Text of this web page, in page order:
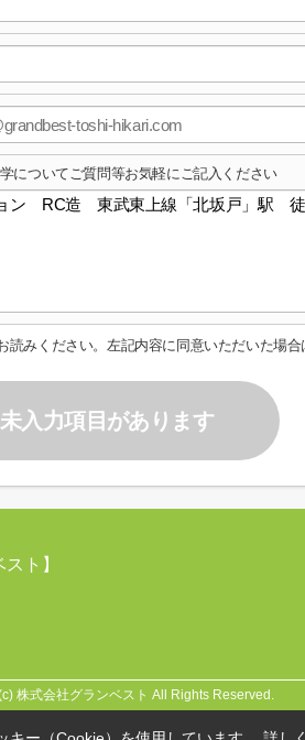
についてご質問等お気軽にご記入ください
読みください。左記内容に同意いただいた場合
未入力項目があります
ト】
株式会社グランベスト All Rights Reserved.